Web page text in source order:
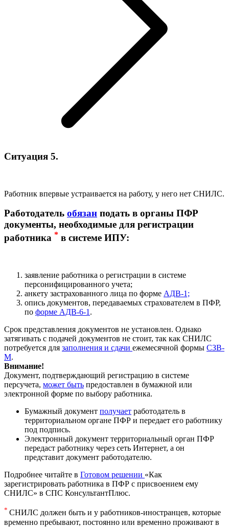
Ситуация 5.
Работник впервые устраивается на работу, у него нет СНИЛС.
Работодатель обязан подать в органы ПФР
документы, необходимые для регистрации
работника * в системе ИПУ:
заявление работника о регистрации в системе
персонифицированного учета;
анкету застрахованного лица по форме АДВ-1;
опись документов, передаваемых страхователем в ПФР,
по форме АДВ-6-1 .
Срок представления документов не установлен. Однако
затягивать с подачей документов не стоит, так как СНИЛС
потребуется для заполнения и сдачи ежемесячной формы СЗВ-
М.
Внимание!
Документ, подтверждающий регистрацию в системе
персучета, может быть предоставлен в бумажной или
электронной форме по выбору работника.
Бумажный документ получает работодатель в
территориальном органе ПФР и передает его работнику
под подпись.
Электронный документ территориальный орган ПФР
передаст работнику через сеть Интернет, а он
представит документ работодателю.
Подробнее читайте в Готовом решении «Как
зарегистрировать работника в ПФР с присвоением ему
СНИЛС» в СПС КонсультантПлюс.
* СНИЛС должен быть и у работников-иностранцев, которые
временно пребывают, постоянно или временно проживают в